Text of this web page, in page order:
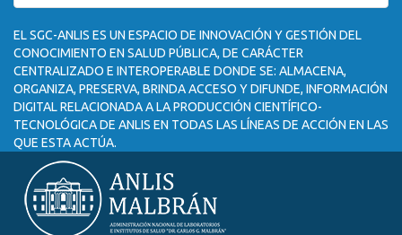
EL SGC-ANLIS ES UN ESPACIO DE INNOVACIÓN Y GESTIÓN DEL
CONOCIMIENTO EN SALUD PÚBLICA, DE CARÁCTER
CENTRALIZADO E INTEROPERABLE DONDE SE: ALMACENA,
ORGANIZA, PRESERVA, BRINDA ACCESO Y DIFUNDE, INFORMACIÓN
DIGITAL RELACIONADA A LA PRODUCCIÓN CIENTÍFICO-
TECNOLÓGICA DE ANLIS EN TODAS LAS LÍNEAS DE ACCIÓN EN LAS
QUE ESTA ACTÚA.